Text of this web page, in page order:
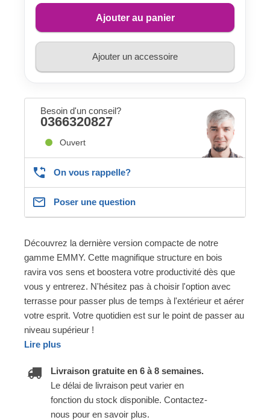
Ajouter au panier
Ajouter un accessoire
Besoin d'un conseil?
0366320827
Ouvert
On vous rappelle?
Poser une question
Découvrez la dernière version compacte de notre
gamme EMMY. Cette magnifique structure en bois
ravira vos sens et boostera votre productivité dès que
vous y entrerez. N'hésitez pas à choisir l'option avec
terrasse pour passer plus de temps à l'extérieur et aérer
votre esprit. Votre quotidien est sur le point de passer au
niveau supérieur !
Lire plus
Livraison gratuite en 6 à 8 semaines.
Le délai de livraison peut varier en
fonction du stock disponible. Contactez-
nous pour en savoir plus.